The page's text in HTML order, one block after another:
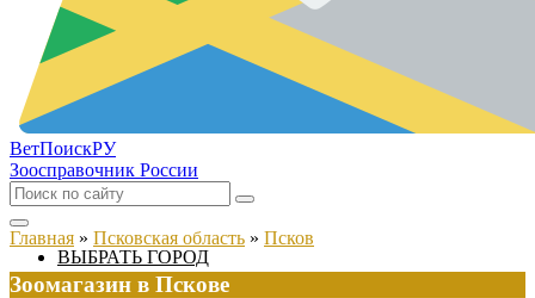
ВетПоискРУ
Зоосправочник России
ВЫБРАТЬ ГОРОД
Главная » Псковская область » Псков
Зоомагазин в Пскове